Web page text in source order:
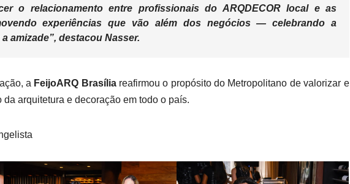
o relacionamento entre profissionais do ARQDECOR local e as
experiências que vão além dos negócios — celebrando a
amizade”, destacou Nasser.
a FeijoARQ Brasíliareafirmou o propósito do Metropolitano de valorizar e
arquitetura e decoração em todo o país.